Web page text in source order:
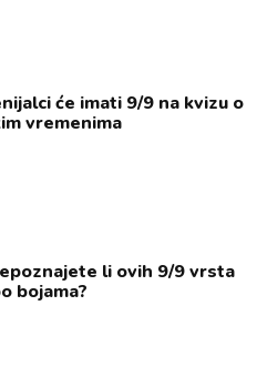
će imati 9/9 na kvizu o
vremenima
li ovih 9/9 vrsta
bojama?